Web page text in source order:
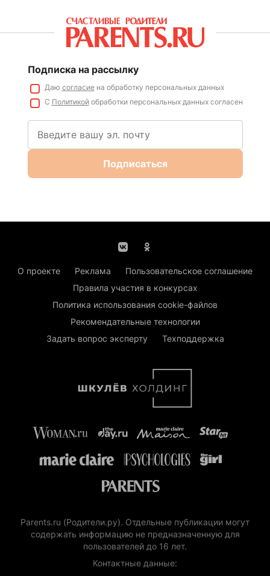
Подписка на рассылку
Даю согласиена обработку персональных данных
С Политикойобработки персональных данных согласен
Подписаться
О проекте Реклама
Пользовательское соглашение
Правила участия в конкурсах
Политика использования cookie-файлов
Рекомендательные технологии
Задать вопрос эксперту
Техподдержка
Parents.ru (Родители.ру). Отдельные публикации могут
содержать информацию не предназначенную для
пользователей до 16 лет.
Контактные данные: